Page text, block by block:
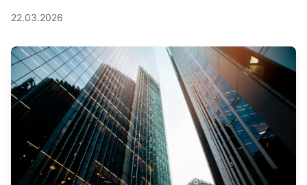
22.03.2026